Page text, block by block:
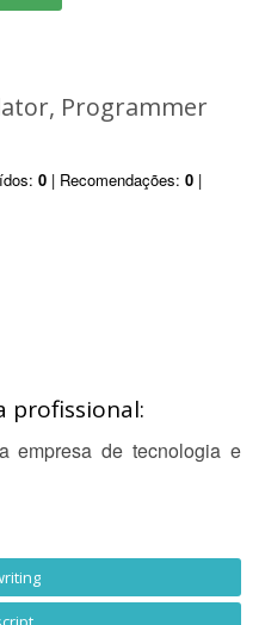
Programmer
0 | Recomendações: 0 |
profissional:
empresa de tecnologia e